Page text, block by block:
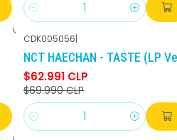
Cantidad
-10%DCTO
CDK005056|
NCT HAECHAN - TASTE (LP
$62.991 CLP
$69.990 CLP
Cantidad